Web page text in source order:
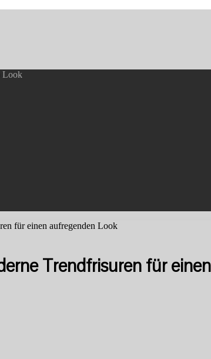
Look
für einen aufregenden Look
Trendfrisuren für